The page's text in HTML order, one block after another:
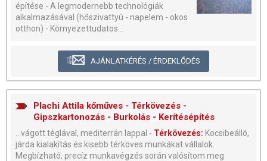
építése - A legmodernebb technológiák
alkalmazásával (hőszivattyú - napelem - okos
otthon) - Környezettudatos...
AJÁNLATKÉRÉS / ÉRDEKLŐDÉS
Plachi Attila kőműves - Térkövezés -
Gipszkartonozás - Burkolás - Kerítésépítés
...vágott téglával, mediterrán lappal - Térkövezés: Kocsibeálló,
járda kialakítás és kisebb térköves munkákat vállalok.
Megbízható, precíz munkavégzés során valósítom meg